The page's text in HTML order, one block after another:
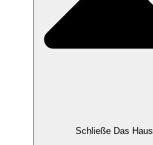
Schließe Das Haus